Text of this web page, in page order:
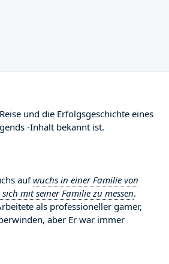
und die Erfolgsgeschichte eines
-Inhalt bekannt ist.
aufwuchs in einer Familie von
mit seiner Familie zu messen.
als professioneller gamer,
aber Er war immer